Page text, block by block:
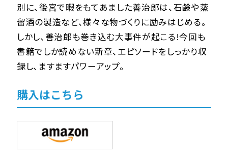
別に、後宮で暇をもてあました善治郎は、石鹸や蒸
留酒の製造など、様々な物づくりに励みはじめる。
しかし、善治郎も巻き込む大事件が起こる!今回も
書籍でしか読めない新章、エピソードをしっかり収
録し、ますますパワーアップ。
購入はこちら